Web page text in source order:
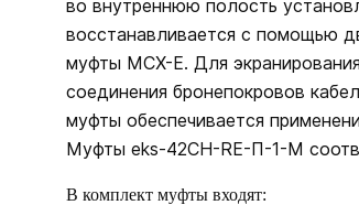
во внутреннюю полость
восстанавливается с помощью
муфты МСХ-Е. Для
соединения бронепокровов
муфты обеспечивается
Муфты eks-42CH-RE-П-1-M
В комплект муфты входят: